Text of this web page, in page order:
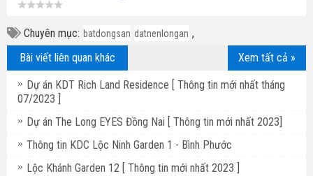
Chuyên mục: batdongsan ,
datnenlongan
Xem tất cả »
Bài viết liên quan khác
Dự án KDT Rich Land Residence [ Thông tin mới nhất tháng
07/2023 ]
Dự án The Long EYES Đồng Nai [ Thông tin mới nhất 2023]
Thông tin KDC Lộc Ninh Garden 1 - Bình Phước
Lộc Khánh Garden 12 [ Thông tin mới nhất 2023 ]